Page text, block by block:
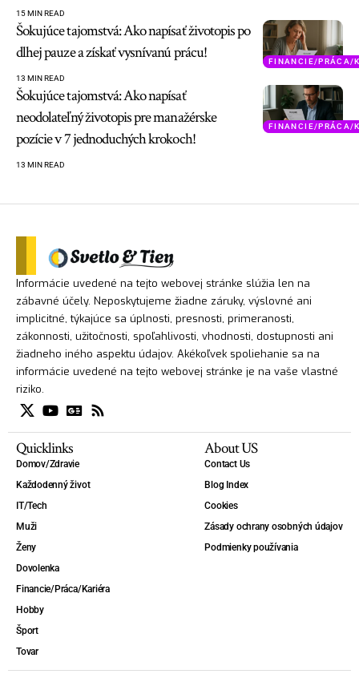
15 MIN READ
FINANCIE/PRÁCA/
Šokujúce tajomstvá: Ako napísať životopis po
dlhej pauze a získať vysnívanú prácu!
13 MIN READ
FINANCIE/PRÁCA/
Šokujúce tajomstvá: Ako napísať
neodolateľný životopis pre manažérske
pozície v 7 jednoduchých krokoch!
13 MIN READ
Informácie uvedené na tejto webovej stránke slúžia len na
zábavné účely. Neposkytujeme žiadne záruky, výslovné ani
implicitné, týkajúce sa úplnosti, presnosti, primeranosti,
zákonnosti, užitočnosti, spoľahlivosti, vhodnosti, dostupnosti ani
žiadneho iného aspektu údajov. Akékoľvek spoliehanie sa na
informácie uvedené na tejto webovej stránke je na vaše vlastné
riziko.
Quicklinks
Domov/Zdravie
Každodenný život
IT/Tech
Muži
Ženy
Dovolenka
Financie/Práca/Kariéra
Hobby
Šport
Tovar
About US
Contact Us
Blog Index
Cookies
Zásady ochrany osobných údajov
Podmienky používania